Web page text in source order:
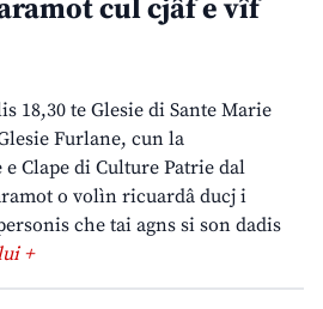
cul cjâf e vîf
18,30 te Glesie di Sante Marie
Furlane, cun la
Clape di Culture Patrie dal
o volìn ricuardâ ducj i
che tai agns si son dadis
+